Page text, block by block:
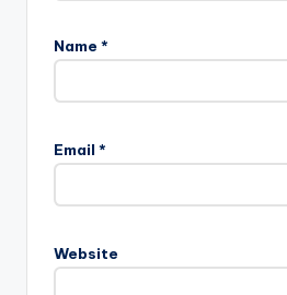
Name *
Email *
Website